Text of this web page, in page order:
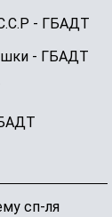
- ГБАДТ
- ГБАДТ
сп-ля